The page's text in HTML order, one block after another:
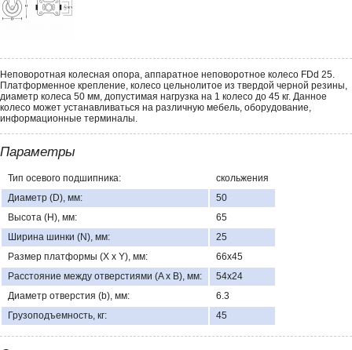
Неповоротная колесная опора, аппаратное неповоротное колесо FDd 25.
Платформенное крепление, колесо цельнолитое из твердой черной резины,
диаметр колеса 50 мм, допустимая нагрузка на 1 колесо до 45 кг. Данное
колесо может устанавливаться на различную мебель, оборудование,
информационные терминалы.
Параметры
Тип осевого подшипника:
скольжения
Диаметр (D), мм:
50
Высота (H), мм:
65
Ширина шинки (N), мм:
25
Размер платформы (X x Y), мм:
66х45
Расстояние между отверстиями (A x B), мм:
54х24
Диаметр отверстия (b), мм:
6.3
Грузоподъемность, кг:
45